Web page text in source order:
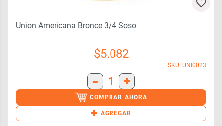
Union Americana Bronce 3/4 Soso
$5.082
SKU: UNI0023
- 1 +
COMPRAR AHORA
+ AGREGAR